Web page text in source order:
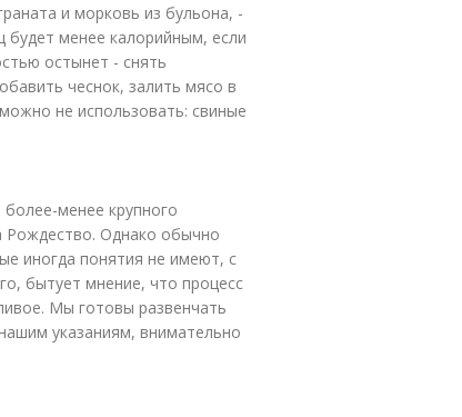
и морковь из бульона, -
менее калорийным, если
остынет - снять
чеснок, залить мясо в
не использовать: свиные
менее крупного
Рождество. Однако обычно
иногда понятия не имеют, с
бытует мнение, что процесс
Мы готовы развенчать
указаниям, внимательно